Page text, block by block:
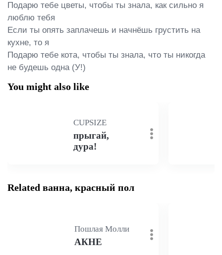
Подарю тебе цветы, чтобы ты знала, как сильно я
люблю тебя
Если ты опять заплачешь и начнёшь грустить на
кухне, то я
Подарю тебе кота, чтобы ты знала, что ты никогда
не будешь одна (У!)
You might also like
CUPSIZE
прыгай,
дура!
Related ванна, красный пол
Пошлая Молли
АКНЕ